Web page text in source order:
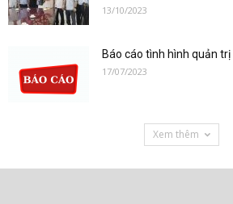
13/10/2023
Báo cáo tình hình quản
17/07/2023
Xem thêm